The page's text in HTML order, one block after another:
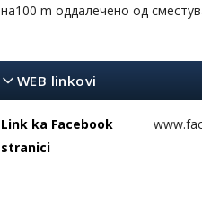
на100 m оддалечено од
WEB linkovi
Link ka Facebook
stranici